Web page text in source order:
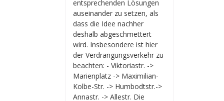
entsprechenden Lösungen
auseinander zu setzen, als
dass die Idee nachher
deshalb abgeschmettert
wird. Insbesondere ist hier
der Verdrängungsverkehr zu
beachten: - Viktoriastr. ->
Marienplatz -> Maximilian-
Kolbe-Str. -> Humbodtstr.->
Annastr. -> Allestr. Die